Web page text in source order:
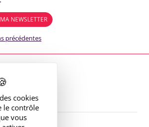
NEWSLETTER
précédentes
cookies
le contrôle
vous